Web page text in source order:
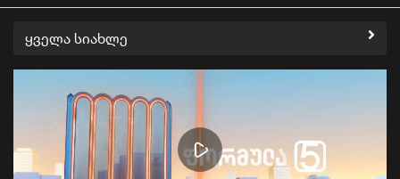
ყველა სიახლე